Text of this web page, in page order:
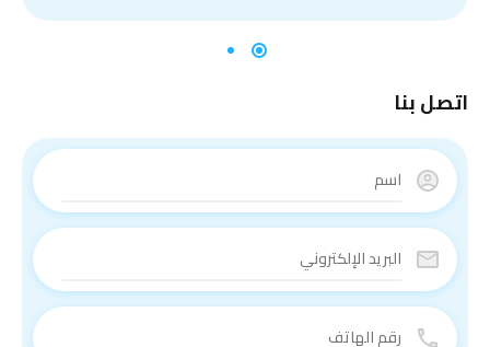
اتصل بنا